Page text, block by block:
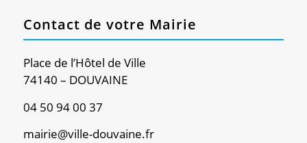
Contact de votre Mairie
Place de l’Hôtel de Ville
74140 – DOUVAINE
04 50 94 00 37
mairie@ville-douvaine.fr